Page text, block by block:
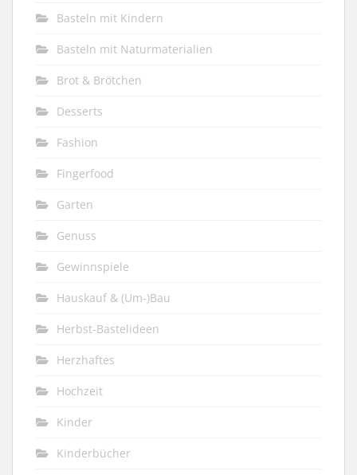
Basteln mit Kindern
Basteln mit Naturmaterialien
Brot & Brötchen
Desserts
Fashion
Fingerfood
Garten
Genuss
Gewinnspiele
Hauskauf & (Um-)Bau
Herbst-Bastelideen
Herzhaftes
Hochzeit
Kinder
Kinderbücher